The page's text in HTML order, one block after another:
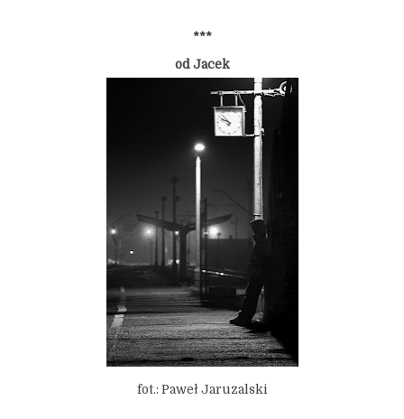
***
od Jacek
fot.: Paweł Jaruzalski